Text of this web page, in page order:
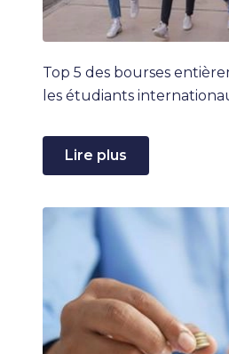
Top 5 des bourses
les étudiants
Lire plus